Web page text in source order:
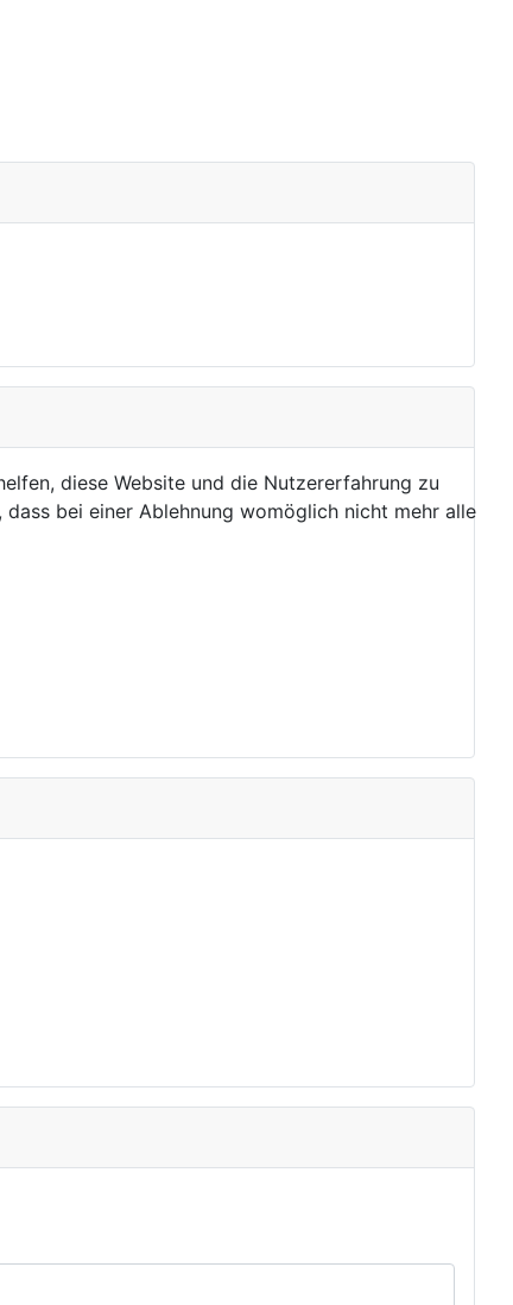
diese Website und die Nutzererfahrung zu
bei einer Ablehnung womöglich nicht mehr alle